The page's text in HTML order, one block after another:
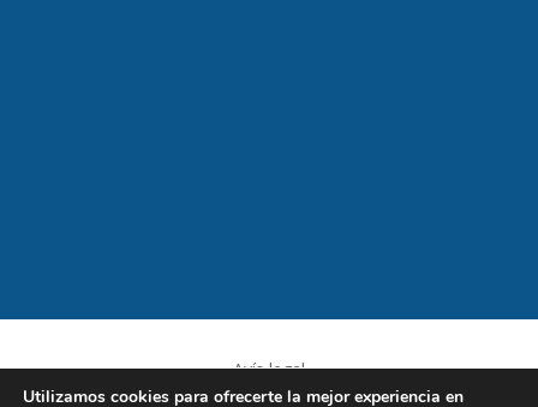
Avís legal
Utilizamos cookies para ofrecerte la mejor experiencia en